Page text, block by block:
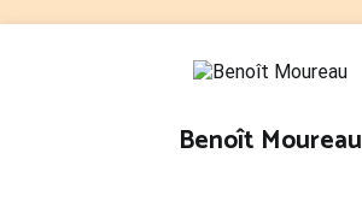
Benoît Moureau